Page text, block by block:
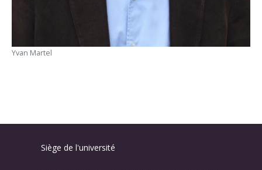
Yvan Martel
Siège de l'université